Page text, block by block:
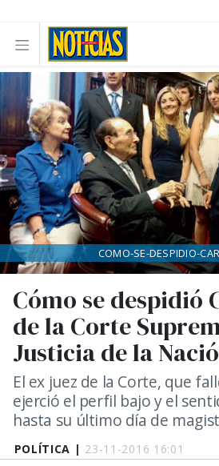
POLÍTICA | 23-11-2016 16:01
Cómo se despidió
de la Corte
Justicia de la
El ex juez de la Corte, que
ejerció el perfil bajo y el
hasta su último día de
COMO-SE-DESPIDIO-